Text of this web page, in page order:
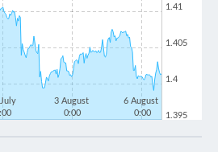
3 August
0:00
6 August
0:00
1.395
1.4
1.405
1.41